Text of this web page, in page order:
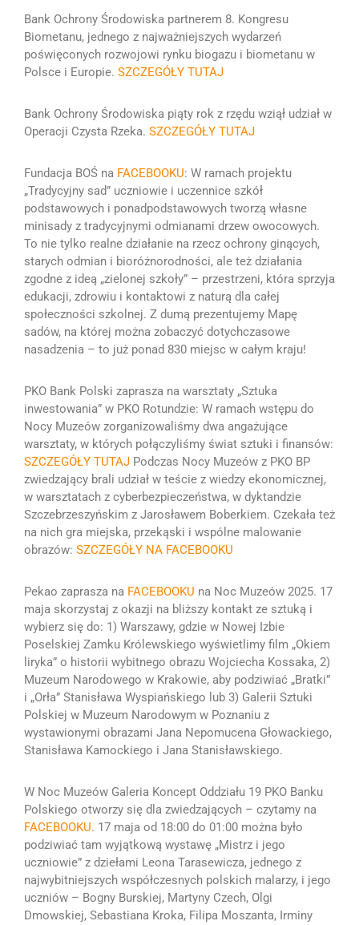
Bank Ochrony Środowiska partnerem 8. Kongresu
Biometanu, jednego z najważniejszych wydarzeń
poświęconych rozwojowi rynku biogazu i biometanu w
Polsce i Europie. SZCZEGÓŁY TUTAJ
Bank Ochrony Środowiska piąty rok z rzędu wziął udział w
Operacji Czysta Rzeka. SZCZEGÓŁY TUTAJ
Fundacja BOŚ na FACEBOOKU: W ramach projektu
„Tradycyjny sad” uczniowie i uczennice szkół
podstawowych i ponadpodstawowych tworzą własne
minisady z tradycyjnymi odmianami drzew owocowych.
To nie tylko realne działanie na rzecz ochrony ginących,
starych odmian i bioróżnorodności, ale też działania
zgodne z ideą „zielonej szkoły” – przestrzeni, która sprzyja
edukacji, zdrowiu i kontaktowi z naturą dla całej
społeczności szkolnej. Z dumą prezentujemy Mapę
sadów, na której można zobaczyć dotychczasowe
nasadzenia – to już ponad 830 miejsc w całym kraju!
PKO Bank Polski zaprasza na warsztaty „Sztuka
inwestowania” w PKO Rotundzie: W ramach wstępu do
Nocy Muzeów zorganizowaliśmy dwa angażujące
warsztaty, w których połączyliśmy świat sztuki i finansów:
SZCZEGÓŁY TUTAJ Podczas Nocy Muzeów z PKO BP
zwiedzający brali udział w teście z wiedzy ekonomicznej,
w warsztatach z cyberbezpieczeństwa, w dyktandzie
Szczebrzeszyńskim z Jarosławem Boberkiem. Czekała też
na nich gra miejska, przekąski i wspólne malowanie
obrazów: SZCZEGÓŁY NA FACEBOOKU
Pekao zaprasza na FACEBOOKU na Noc Muzeów 2025. 17
maja skorzystaj z okazji na bliższy kontakt ze sztuką i
wybierz się do: 1) Warszawy, gdzie w Nowej Izbie
Poselskiej Zamku Królewskiego wyświetlimy film „Okiem
liryka” o historii wybitnego obrazu Wojciecha Kossaka, 2)
Muzeum Narodowego w Krakowie, aby podziwiać „Bratki”
i „Orła” Stanisława Wyspiańskiego lub 3) Galerii Sztuki
Polskiej w Muzeum Narodowym w Poznaniu z
wystawionymi obrazami Jana Nepomucena Głowackiego,
Stanisława Kamockiego i Jana Stanisławskiego.
W Noc Muzeów Galeria Koncept Oddziału 19 PKO Banku
Polskiego otworzy się dla zwiedzających – czytamy na
FACEBOOKU. 17 maja od 18:00 do 01:00 można było
podziwiać tam wyjątkową wystawę „Mistrz i jego
uczniowie” z dziełami Leona Tarasewicza, jednego z
najwybitniejszych współczesnych polskich malarzy, i jego
uczniów – Bogny Burskiej, Martyny Czech, Olgi
Dmowskiej, Sebastiana Kroka, Filipa Moszanta, Irminy